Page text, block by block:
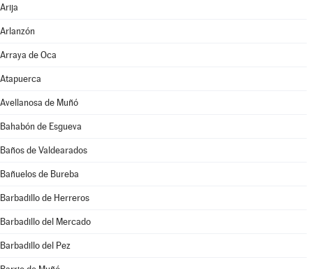
Arija
Arlanzón
Arraya de Oca
Atapuerca
Avellanosa de Muñó
Bahabón de Esgueva
Baños de Valdearados
Bañuelos de Bureba
Barbadillo de Herreros
Barbadillo del Mercado
Barbadillo del Pez